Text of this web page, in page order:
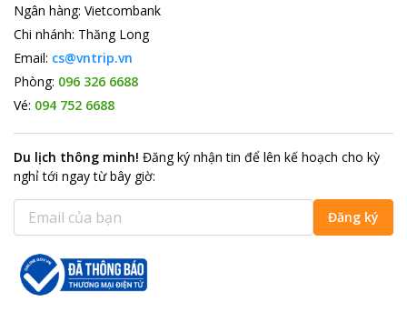
Ngân hàng: Vietcombank
Chi nhánh: Thăng Long
Email: cs@vntrip.vn
Phòng: 096 326 6688
Vé: 094 752 6688
Du lịch thông minh! Đăng ký nhận tin để lên kế hoạch cho kỳ
nghỉ tới ngay từ bây giờ:
Đăng ký